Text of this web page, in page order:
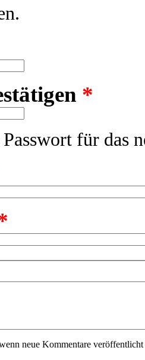
*
Passwort für das
neue Kommentare